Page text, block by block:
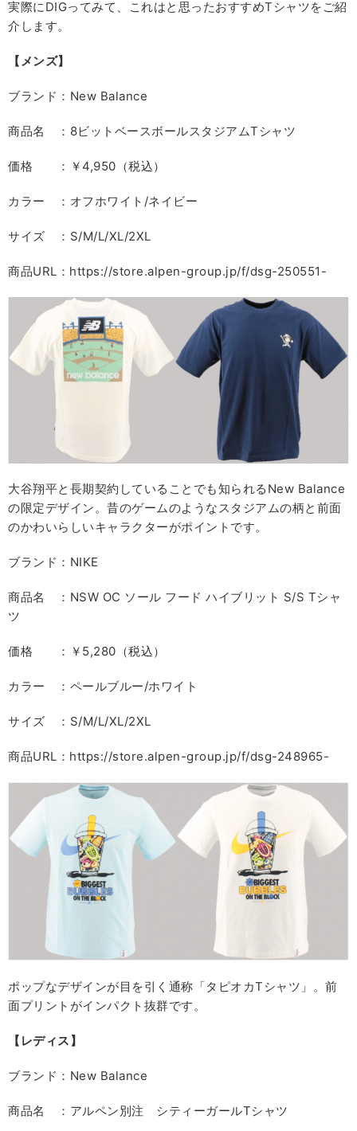
実際にDIGってみて、これはと思ったおすすめTシャツをご紹
介します。
【メンズ】
ブランド：New Balance
商品名 ：8ビットベースボールスタジアムTシャツ
価格 ：￥4,950（税込）
カラー ：オフホワイト/ネイビー
サイズ ：S/M/L/XL/2XL
商品URL：https://store.alpen-group.jp/f/dsg-250551-
大谷翔平と長期契約していることでも知られるNew Balance
の限定デザイン。昔のゲームのようなスタジアムの柄と前面
のかわいらしいキャラクターがポイントです。
ブランド：NIKE
商品名 ：NSW OC ソール フード ハイブリット S/S Tシャ
ツ
価格 ：￥5,280（税込）
カラー ：ペールブルー/ホワイト
サイズ ：S/M/L/XL/2XL
商品URL：https://store.alpen-group.jp/f/dsg-248965-
ポップなデザインが目を引く通称「タピオカTシャツ」。前
面プリントがインパクト抜群です。
【レディス】
ブランド：New Balance
商品名 ：アルペン別注 シティーガールTシャツ